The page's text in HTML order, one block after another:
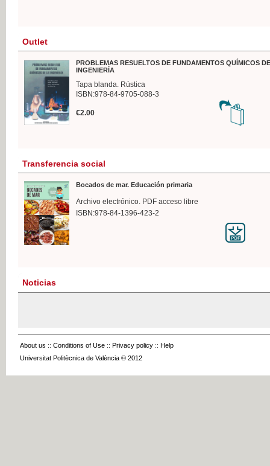
Outlet
PROBLEMAS RESUELTOS DE FUNDAMENTOS QUÍMICOS
INGENIERÍA
Tapa blanda. Rústica
ISBN:978-84-9705-088-3
€2.00
Transferencia social
Bocados de mar. Educación primaria
Archivo electrónico. PDF acceso libre
ISBN:978-84-1396-423-2
Noticias
About us :: Conditions of Use :: Privacy policy :: Help
Universitat Politècnica de València © 2012